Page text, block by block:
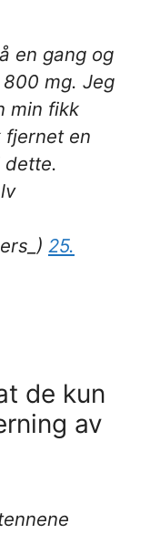
en gang og
mg. Jeg
min fikk
fjernet en
dette.
25.
de kun
av